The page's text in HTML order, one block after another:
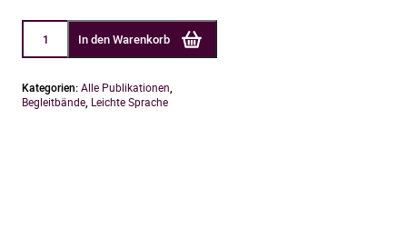
Leichte
Sprache:
Marc
Was
ist
gute
In den Warenkorb
Kategorien:Alle Publikationen
Begleitbände Leichte Sprache